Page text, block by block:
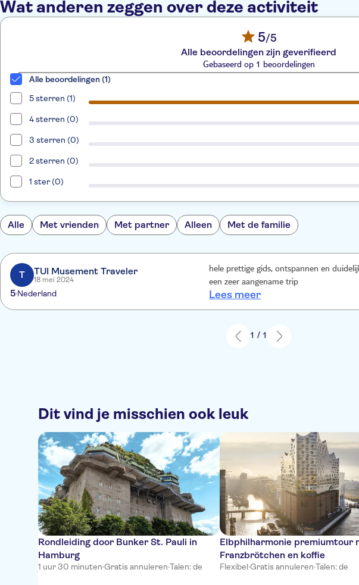
Wat anderen zeggen over deze activiteit
5/5
Alle beoordelingen zijn geverifieerd
Gebaseerd op 1 beoordelingen
Alle beoordelingen (1)
5 sterren (1)
4 sterren (0)
3 sterren (0)
2 sterren (0)
1 ster (0)
Alle Met vrienden Met partner Alleen Met de familie
T TUI Musement Traveler
18 mei 2024
5 Nederland
hele prettige gids, ontspannen en
een zeer aangename trip
Lees meer
1 / 1
Dit vind je misschien ook leuk
Rondleiding door Bunker St. Pauli in
Hamburg
1 uur 30 minuten·Gratis annuleren·Talen: de
Elbphilharmonie premiumtour
Franzbrötchen en koffie
Flexibel·Gratis annuleren·Talen: de